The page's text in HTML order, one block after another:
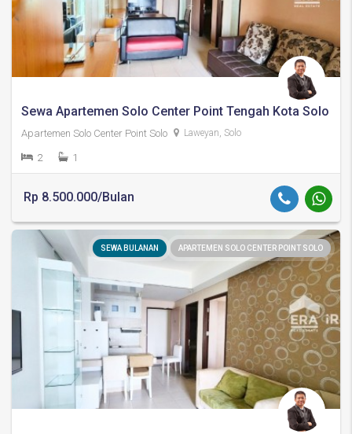
Sewa Apartemen Solo Center Point Tengah Kota Solo
Apartemen Solo Center Point Solo Laweyan, Solo
2 1
Rp 8.500.000/Bulan
SEWA BULANAN APARTEMEN SOLO CENTER POINT SOLO